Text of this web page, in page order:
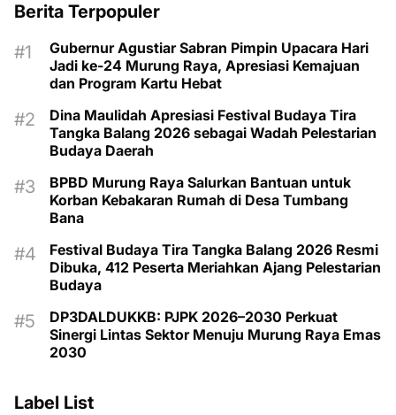
Berita Terpopuler
Gubernur Agustiar Sabran Pimpin Upacara Hari
Jadi ke-24 Murung Raya, Apresiasi Kemajuan
dan Program Kartu Hebat
Dina Maulidah Apresiasi Festival Budaya Tira
Tangka Balang 2026 sebagai Wadah Pelestarian
Budaya Daerah
BPBD Murung Raya Salurkan Bantuan untuk
Korban Kebakaran Rumah di Desa Tumbang
Bana
Festival Budaya Tira Tangka Balang 2026 Resmi
Dibuka, 412 Peserta Meriahkan Ajang Pelestarian
Budaya
DP3DALDUKKB: PJPK 2026–2030 Perkuat
Sinergi Lintas Sektor Menuju Murung Raya Emas
2030
Label List